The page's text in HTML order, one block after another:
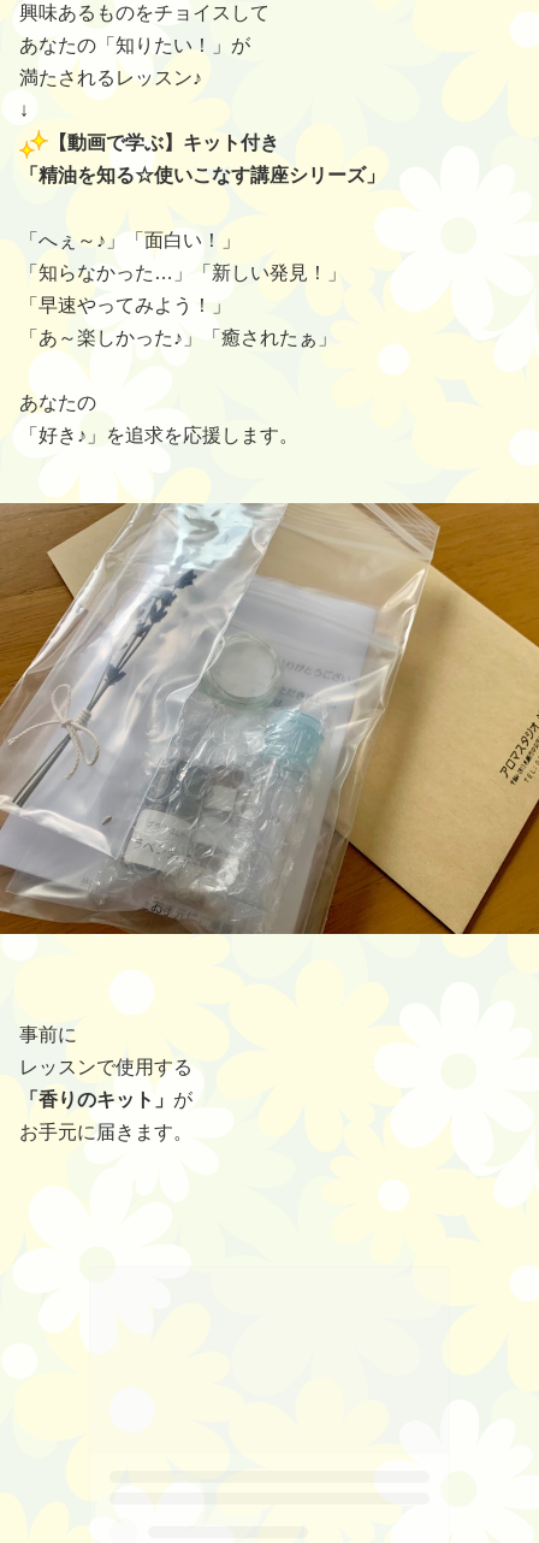
興味あるものをチョイスして
あなたの「知りたい！」が
満たされるレッスン♪
↓
【動画で学ぶ】キット付き
「精油を知る☆使いこなす講座シリーズ」
「へぇ～♪」「面白い！」
「知らなかった…」「新しい発見！」
「早速やってみよう！」
「あ～楽しかった♪」「癒されたぁ」
あなたの
「好き♪」を追求を応援します。
事前に
レッスンで使用する
「香りのキット」 が
お手元に届きます。